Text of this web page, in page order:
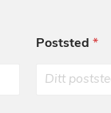
Poststed *